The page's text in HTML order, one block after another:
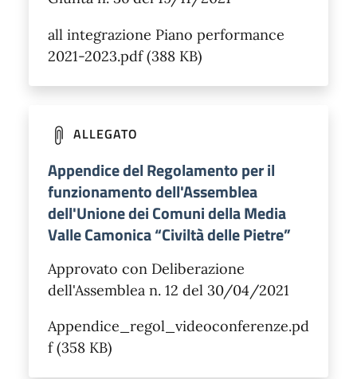
all integrazione Piano performance
2021-2023.pdf (388 KB)
ALLEGATO
Appendice del Regolamento per il
funzionamento dell'Assemblea
dell'Unione dei Comuni della Media
Valle Camonica “Civiltà delle Pietre”
Approvato con Deliberazione
dell'Assemblea n. 12 del 30/04/2021
Appendice_regol_videoconferenze.pd
f (358 KB)